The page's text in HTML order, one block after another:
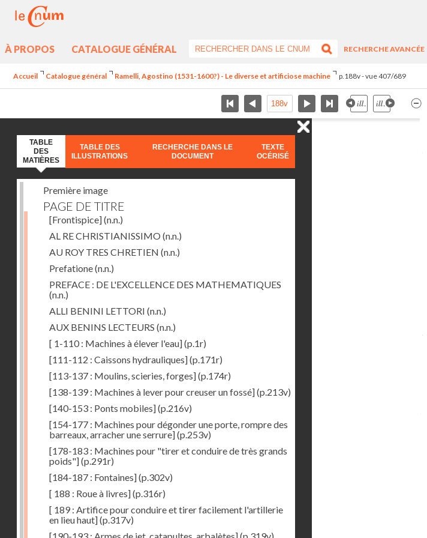
À PROPOS CATALOGUE GÉNÉRAL
RECHERCHE AVANCÉE
Accueil Catalogue général Ramelli, Agostino (1531-1600?) - Le diverse et artificiose machine p.188v - vue 407/689
TABLE
DES
MATIÈRES
TABLE DES
ILLUSTRATIONS
RECHERCHE DANS LE
DOCUMENT
TEXTE
OCÉRISÉ
Première image
PAGE DE TITRE
[Frontispice](n.n.)
AL RE CHRISTIANISSIMO (n.n.)
AU ROY TRES CHRETIEN (n.n.)
Prefatione(n.n.)
PREFACE : DE L'EXCELLENCE DES MATHEMATIQUES
(n.n.)
ALLI BENINI LETTORI (n.n.)
AUX BENINS LECTEURS (n.n.)
[ 1-110 : Machines à élever l'eau](p.1r)
[111-112 : Caissons hydrauliques](p.171r)
[113-137 : Moulins, scieries, forges](p.174r)
[138-139 : Machines à lever pour creuser un fossé](p.213v)
[140-153 : Ponts mobiles](p.216v)
[154-177 : Machines pour dégonder une porte, rompre des
barreaux, arracher une serrure](p.253v)
[178-183 : Machines pour "tirer et conduire de très grands
poids"](p.291r)
[184-187 : Fontaines](p.302v)
[ 188 : Roue à livres](p.316r)
[ 189 : Artifice pour conduire et tirer facilement l'artillerie
en lieu haut](p.317v)